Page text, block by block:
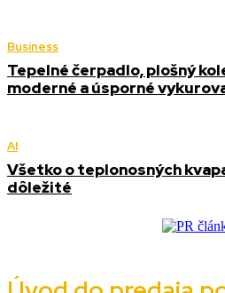
Business
Tepelné čerpadlo, plošný
moderné a úsporné
AI
Všetko o teplonosných
dôležité